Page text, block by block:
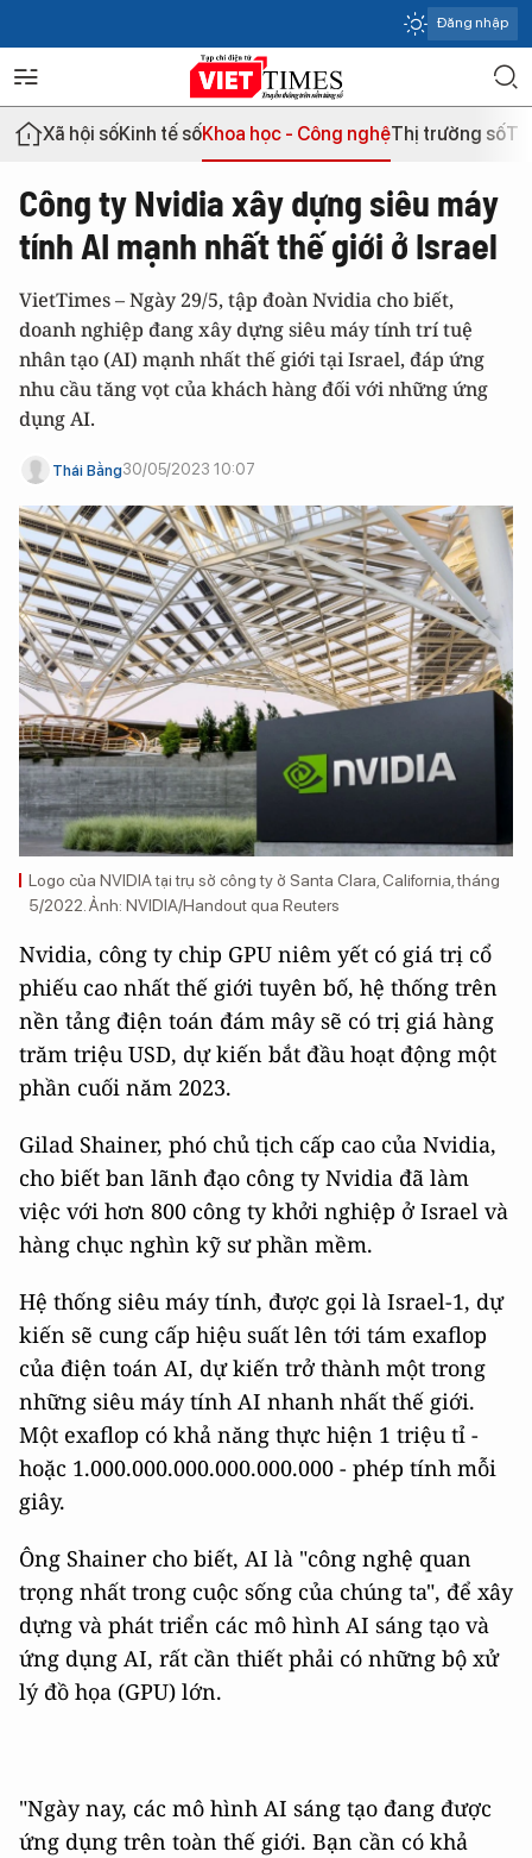
Đăng nhập
Xã hội sốKinh tế sốKhoa học - Công nghệThị trường số
Công ty Nvidia xây dựng siêu máy
tính AI mạnh nhất thế giới ở Israel
VietTimes – Ngày 29/5, tập đoàn Nvidia cho biết,
doanh nghiệp đang xây dựng siêu máy tính trí tuệ
nhân tạo (AI) mạnh nhất thế giới tại Israel, đáp ứng
nhu cầu tăng vọt của khách hàng đối với những ứng
dụng AI.
Thái Bằng30/05/2023 10:07
Logo của NVIDIA tại trụ sở công ty ở Santa Clara, California, tháng
5/2022. Ảnh: NVIDIA/Handout qua Reuters
Nvidia, công ty chip GPU niêm yết có giá trị cổ
phiếu cao nhất thế giới tuyên bố, hệ thống trên
nền tảng điện toán đám mây sẽ có trị giá hàng
trăm triệu USD, dự kiến bắt đầu hoạt động một
phần cuối năm 2023.
Gilad Shainer, phó chủ tịch cấp cao của Nvidia,
cho biết ban lãnh đạo công ty Nvidia đã làm
việc với hơn 800 công ty khởi nghiệp ở Israel và
hàng chục nghìn kỹ sư phần mềm.
Hệ thống siêu máy tính, được gọi là Israel-1, dự
kiến sẽ cung cấp hiệu suất lên tới tám exaflop
của điện toán AI, dự kiến trở thành một trong
những siêu máy tính AI nhanh nhất thế giới.
Một exaflop có khả năng thực hiện 1 triệu tỉ -
hoặc 1.000.000.000.000.000.000 - phép tính mỗi
giây.
Ông Shainer cho biết, AI là "công nghệ quan
trọng nhất trong cuộc sống của chúng ta", để xây
dựng và phát triển các mô hình AI sáng tạo và
ứng dụng AI, rất cần thiết phải có những bộ xử
lý đồ họa (GPU) lớn.
"Ngày nay, các mô hình AI sáng tạo đang được
ứng dụng trên toàn thế giới. Bạn cần có khả